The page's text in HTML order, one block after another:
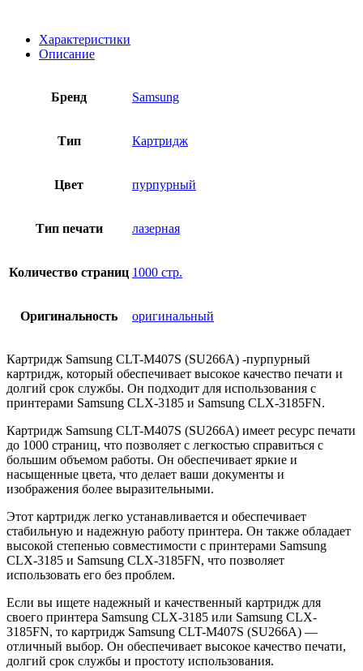
Характеристики
Описание
Бренд Samsung
Тип Картридж
Цвет пурпурный
Тип печати лазерная
Количество страниц 1000 стр.
Оригинальность оригинальный
Картридж Samsung CLT-M407S (SU266A) -пурпурный
картридж, который обеспечивает высокое качество печати и
долгий срок службы. Он подходит для использования с
принтерами Samsung CLX-3185 и Samsung CLX-3185FN.
Картридж Samsung CLT-M407S (SU266A) имеет ресурс печати
до 1000 страниц, что позволяет с легкостью справиться с
большим объемом работы. Он обеспечивает яркие и
насыщенные цвета, что делает ваши документы и
изображения более выразительными.
Этот картридж легко устанавливается и обеспечивает
стабильную и надежную работу принтера. Он также обладает
высокой степенью совместимости с принтерами Samsung
CLX-3185 и Samsung CLX-3185FN, что позволяет
использовать его без проблем.
Если вы ищете надежный и качественный картридж для
своего принтера Samsung CLX-3185 или Samsung CLX-
3185FN, то картридж Samsung CLT-M407S (SU266A) —
отличный выбор. Он обеспечивает высокое качество печати,
долгий срок службы и простоту использования.